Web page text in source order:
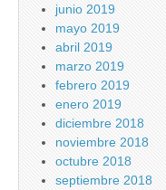
junio 2019
mayo 2019
abril 2019
marzo 2019
febrero 2019
enero 2019
diciembre 2018
noviembre 2018
octubre 2018
septiembre 2018